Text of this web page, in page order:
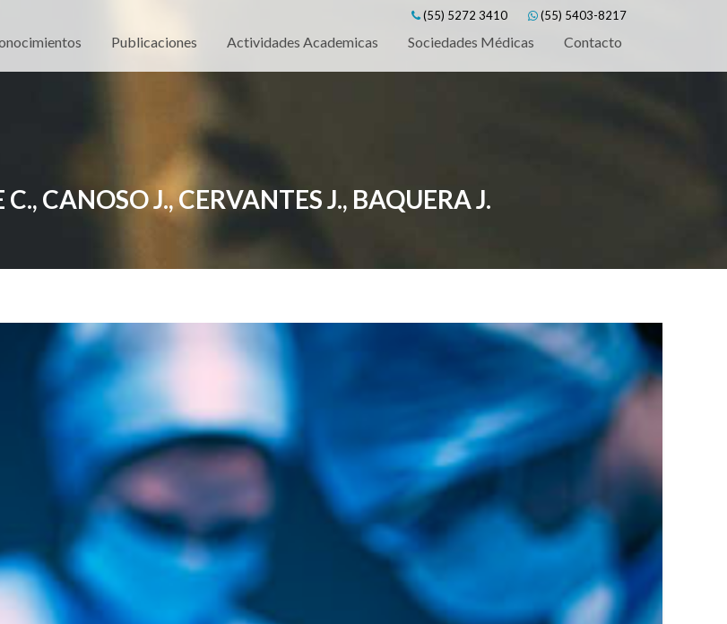
(55) 5272 3410 (55) 5403-8217
Publicaciones Actividades Academicas Sociedades Médicas Contacto
C., CANOSO J., CERVANTES J., BAQUERA J.